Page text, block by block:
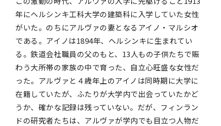
年にヘルシンキ工科大学の建築科に入学していた女性
がいた。のちにアルヴァの妻となるアイノ・マルシオ
である。アイノは1894年、ヘルシンキに生まれてい
る。鉄道会社職員の父のもと、13人もの子供たちで賑
わう大所帯の家族の中で育った、自立心旺盛な女性だ
った。アルヴァと４歳年上のアイノは同時期に大学に
在籍していたが、ふたりが大学内で出会っていたかど
うか、確かな記録は残っていない。だが、フィンラン
ドの研究者たちは、アルヴァが学内でも目立つ人物だ